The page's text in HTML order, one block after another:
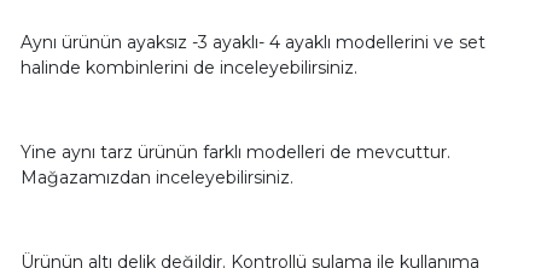
Aynı ürünün ayaksız -3 ayaklı- 4 ayaklı modellerini ve set
halinde kombinlerini de inceleyebilirsiniz.
Yine aynı tarz ürünün farklı modelleri de mevcuttur.
Mağazamızdan inceleyebilirsiniz.
Ürünün altı delik değildir. Kontrollü sulama ile kullanıma